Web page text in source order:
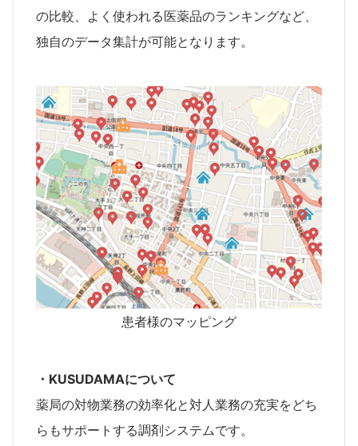
の比較、よく使われる医薬品のランキングなど、
独自のデータ集計が可能となります。
患者様のマッピング
・KUSUDAMAについて
薬局の対物業務の効率化と対人業務の充実をどち
らもサポートする調剤システムです。